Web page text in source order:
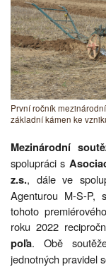
První ročník
základní kámen ke
Mezinárodní
spolupráci s
z.s., dále ve
Agenturou M-S-P,
tohoto
roku 2022
poľa. Obě
jednotných pravidel